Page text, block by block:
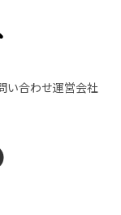
い合わせ運営会社